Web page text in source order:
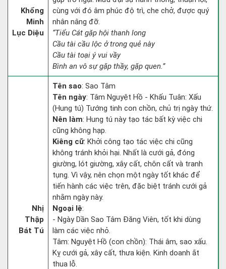
Khổng
Minh
Lục Diệu
cùng với đó âm phúc độ trì, che chở, được quý
nhân nâng đỡ.
“Tiểu Cát gặp hội thanh long
Cầu tài cầu lộc ở trong quẻ này
Cầu tài toại ý vui vầy
Bình an vô sự gặp thầy, gặp quen.”
Nhị
Thập
Bát Tú
Tên sao: Sao Tâm
Tên ngày: Tâm Nguyệt Hồ - Khấu Tuân: Xấu
(Hung tú) Tướng tinh con chồn, chủ trị ngày thứ.
Nên làm: Hung tú này tạo tác bất kỳ việc chi
cũng không hạp.
Kiêng cữ: Khởi công tạo tác việc chi cũng
không tránh khỏi hại. Nhất là cưới gả, đóng
giường, lót giường, xây cất, chôn cất và tranh
tụng. Vì vậy, nên chọn một ngày tốt khác để
tiến hành các việc trên, đặc biệt tránh cưới gả
nhằm ngày này.
Ngoại lệ:
- Ngày Dần Sao Tâm Đăng Viên, tốt khi dùng
làm các việc nhỏ.
Tâm: Nguyệt Hồ (con chồn): Thái âm, sao xấu.
Kỵ cưới gả, xây cất, thưa kiện. Kinh doanh ắt
thua lỗ.